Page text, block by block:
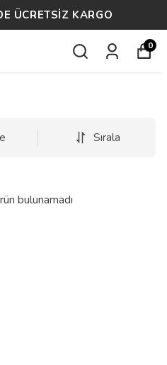
ÜCRETSİZ KARGO
0
Sırala
bulunamadı